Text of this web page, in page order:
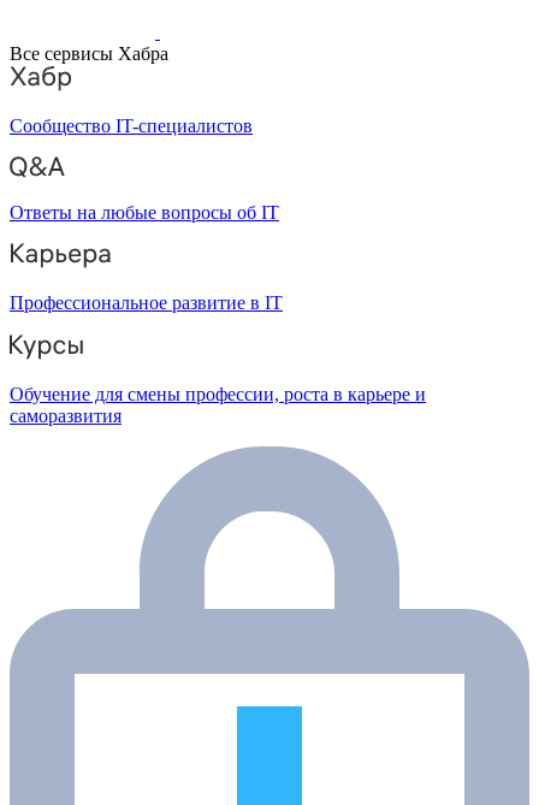
Все сервисы Хабра
Сообщество IT-специалистов
Ответы на любые вопросы об IT
Профессиональное развитие в IT
Обучение для смены профессии, роста в карьере и
саморазвития